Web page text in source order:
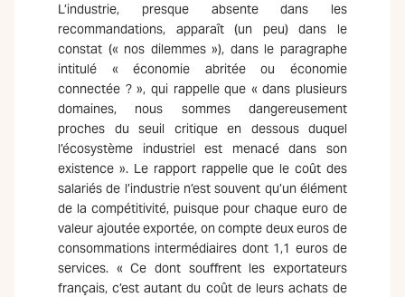
L’industrie, presque absente dans les
recommandations, apparaît (un peu) dans le
constat (« nos dilemmes »), dans le paragraphe
intitulé « économie abritée ou économie
connectée ? », qui rappelle que « dans plusieurs
domaines, nous sommes dangereusement
proches du seuil critique en dessous duquel
l’écosystème industriel est menacé dans son
existence ». Le rapport rappelle que le coût des
salariés de l’industrie n’est souvent qu’un élément
de la compétitivité, puisque pour chaque euro de
valeur ajoutée exportée, on compte deux euros de
consommations intermédiaires dont 1,1 euros de
services. « Ce dont souffrent les exportateurs
français, c’est autant du coût de leurs achats de